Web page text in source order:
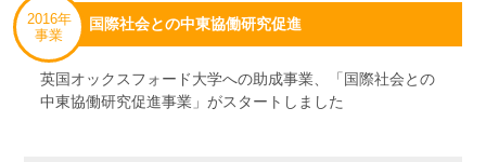
2016年
事業
国際社会との中東協働研究促進
英国オックスフォード大学への助成事業、「国際社会との
中東協働研究促進事業」がスタートしました